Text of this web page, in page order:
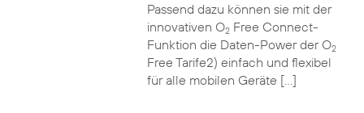
Passend dazu können sie mit der
innovativen O2Free Connect-
Funktion die Daten-Power der O2
Free Tarife2) einfach und flexibel
für alle mobilen Geräte […]